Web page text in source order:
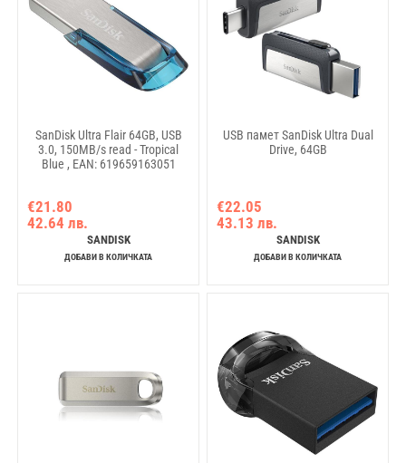
SanDisk Ultra Flair 64GB, USB
3.0, 150MB/s read - Tropical
Blue , EAN: 619659163051
€21.80
42.64 лв.
SANDISK
ДОБАВИ В КОЛИЧКАТА
USB памет SanDisk Ultra Dual
Drive, 64GB
€22.05
43.13 лв.
SANDISK
ДОБАВИ В КОЛИЧКАТА